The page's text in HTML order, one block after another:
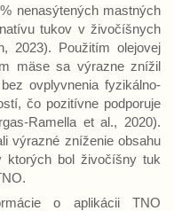
nenasýtených mastných
tukov v živočíšnych
2023). Použitím olejovej
mäse sa výrazne znížil
ovplyvnenia fyzikálno-
čo pozitívne podporuje
Ramella et al., 2020).
výrazné zníženie obsahu
ktorých bol živočíšny tuk
o aplikácii TNO